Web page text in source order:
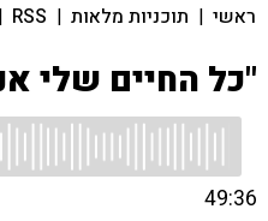
ראשי | תוכניות מלאות |
RSS
|
"כל החיים שלי
49:36